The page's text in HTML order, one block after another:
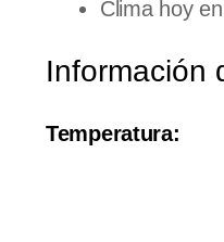
Clima hoy
Información
Temperatura: